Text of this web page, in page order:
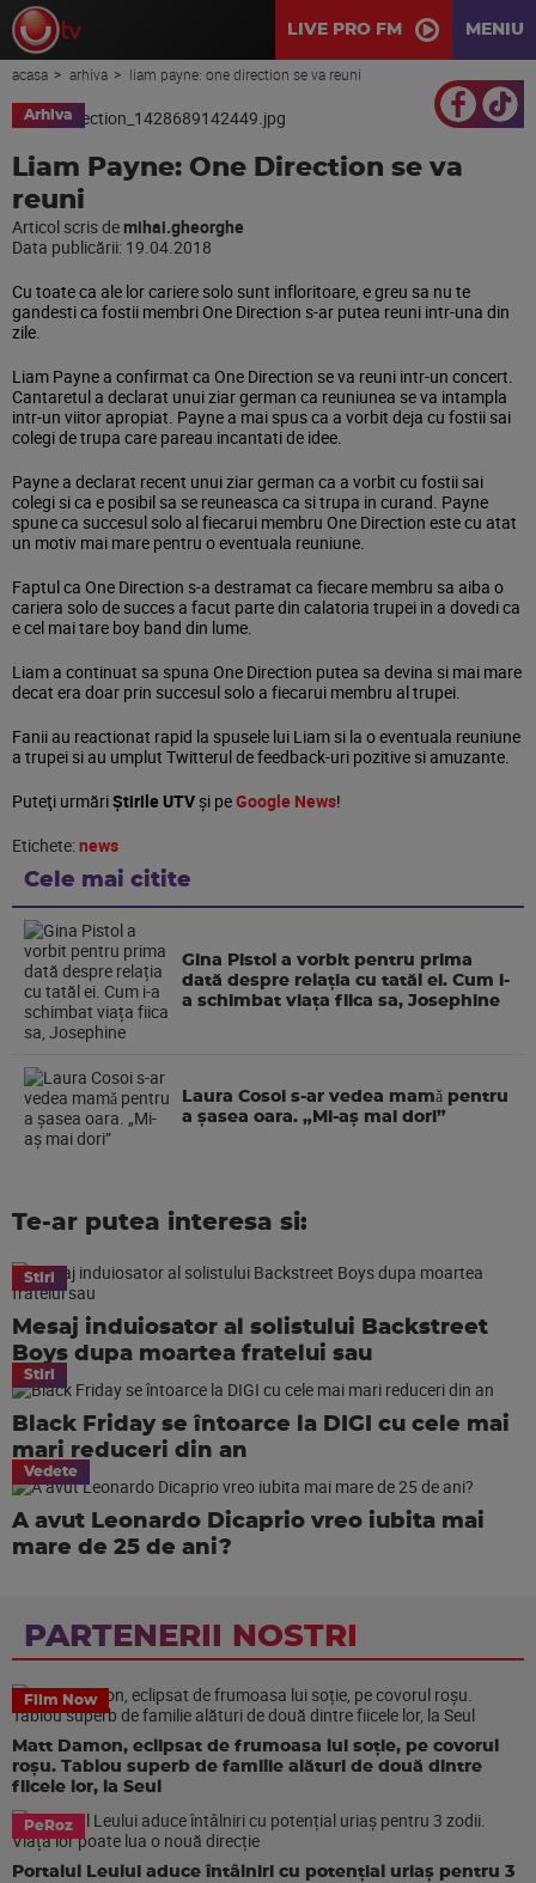
LIVE PRO FM MENIU
acasa arhiva liam payne: one direction se va reuni
Arhiva
Liam Payne: One Direction se va
reuni
Articol scris demihai.gheorghe
Data publicării: 19.04.2018
Cu toate ca ale lor cariere solo sunt infloritoare, e greu sa nu te
gandesti ca fostii membri One Direction s-ar putea reuni intr-una din
zile.
Liam Payne a confirmat ca One Direction se va reuni intr-un concert.
Cantaretul a declarat unui ziar german ca reuniunea se va intampla
intr-un viitor apropiat. Payne a mai spus ca a vorbit deja cu fostii sai
colegi de trupa care pareau incantati de idee.
Payne a declarat recent unui ziar german ca a vorbit cu fostii sai
colegi si ca e posibil sa se reuneasca ca si trupa in curand. Payne
spune ca succesul solo al fiecarui membru One Direction este cu atat
un motiv mai mare pentru o eventuala reuniune.
Faptul ca One Direction s-a destramat ca fiecare membru sa aiba o
cariera solo de succes a facut parte din calatoria trupei in a dovedi ca
e cel mai tare boy band din lume.
Liam a continuat sa spuna One Direction putea sa devina si mai mare
decat era doar prin succesul solo a fiecarui membru al trupei.
Fanii au reactionat rapid la spusele lui Liam si la o eventuala reuniune
a trupei si au umplut Twitterul de feedback-uri pozitive si amuzante.
Puteţi urmăriȘtirile UTVşi peGoogle News!
Etichete:news
Cele mai citite
Gina Pistol a vorbit pentru prima
dată despre relația cu tatăl ei. Cum i-
a schimbat viața fiica sa, Josephine
Laura Cosoi s-ar vedea mamǎ pentru
a şasea oara. „Mi-aș mai dori”
Te-ar putea interesa si:
Stiri
Mesaj induiosator al solistului Backstreet
Boys dupa moartea fratelui sau
Stiri
Black Friday se întoarce la DIGI cu cele mai
mari reduceri din an
Vedete
A avut Leonardo Dicaprio vreo iubita mai
mare de 25 de ani?
PARTENERII NOSTRI
Film Now
Matt Damon, eclipsat de frumoasa lui soție, pe covorul
roșu. Tablou superb de familie alături de două dintre
fiicele lor, la Seul
PeRoz
Portalul Leului aduce întâlniri cu potențial uriaș pentru 3